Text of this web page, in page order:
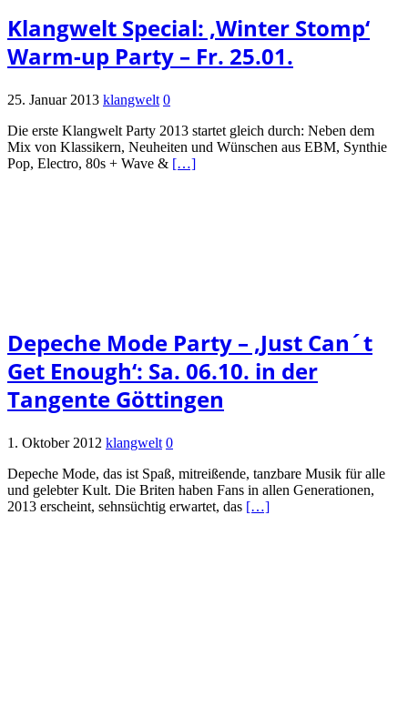
Klangwelt Special: ‚Winter Stomp‘
Warm-up Party – Fr. 25.01.
25. Januar 2013 klangwelt 0
Die erste Klangwelt Party 2013 startet gleich durch: Neben dem
Mix von Klassikern, Neuheiten und Wünschen aus EBM, Synthie
Pop, Electro, 80s + Wave & […]
Depeche Mode Party – ‚Just Can´t
Get Enough‘: Sa. 06.10. in der
Tangente Göttingen
1. Oktober 2012 klangwelt 0
Depeche Mode, das ist Spaß, mitreißende, tanzbare Musik für alle
und gelebter Kult. Die Briten haben Fans in allen Generationen,
2013 erscheint, sehnsüchtig erwartet, das […]